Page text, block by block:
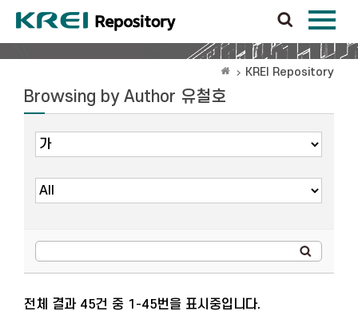
KREI Repository
Browsing by Author 유철호
전체 결과 45건 중 1-45번을 표시중입니다.